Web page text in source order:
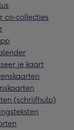
co-collecties
je kaart
(schrijfhulp)